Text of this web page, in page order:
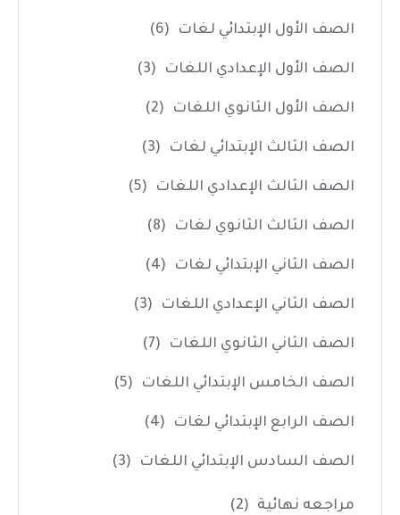
الصف الأول الإبتدائي لغات (6)
الصف الأول الإعدادي اللغات (3)
الصف الأول الثانوي اللغات (2)
الصف الثالث الإبتدائي لغات (3)
الصف الثالث الإعدادي اللغات (5)
الصف الثالث الثانوي لغات (8)
الصف الثاني الإبتدائي لغات (4)
الصف الثاني الإعدادي اللغات (3)
الصف الثاني الثانوي اللغات (7)
الصف الخامس الإبتدائي اللغات (5)
الصف الرابع الإبتدائي لغات (4)
الصف السادس الإبتدائي اللغات (3)
مراجعه نهائية (2)